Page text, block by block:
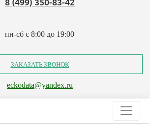
пн-сб с 8:00 до 19:00
ЗАКАЗАТЬ ЗВОНОК
eckodata@yandex.ru